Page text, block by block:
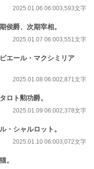
2025.01.06 06:003,593文字
侯爵、次期宰相。
2025.01.07 06:003,551文字
エール・マクシミリア
2025.01.08 06:002,871文字
ロト勲功爵。
2025.01.09 06:002,378文字
・シャルロット。
2025.01.10 06:003,072文字
。